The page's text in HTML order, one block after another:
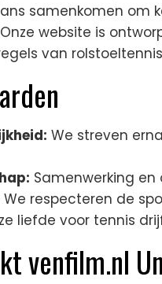
samenkomen om
website is
van
We streven
Samenwerking
We respecteren de
liefde voor tennis
venfilm.nl